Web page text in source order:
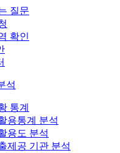
질문
확인
석
통계
용통계 분석
용도 분석
제공 기관 분석